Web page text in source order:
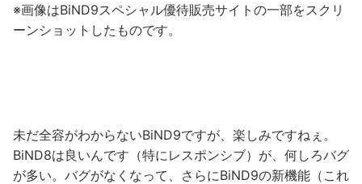
※画像はBiND9スペシャル優待販売サイトの一部をスクリ
ーンショットしたものです。
未だ全容がわからないBiND9ですが、楽しみですねぇ。
BiND8は良いんです（特にレスポンシブ）が、何しろバグ
が多い。バグがなくなって、さらにBiND9の新機能（これ